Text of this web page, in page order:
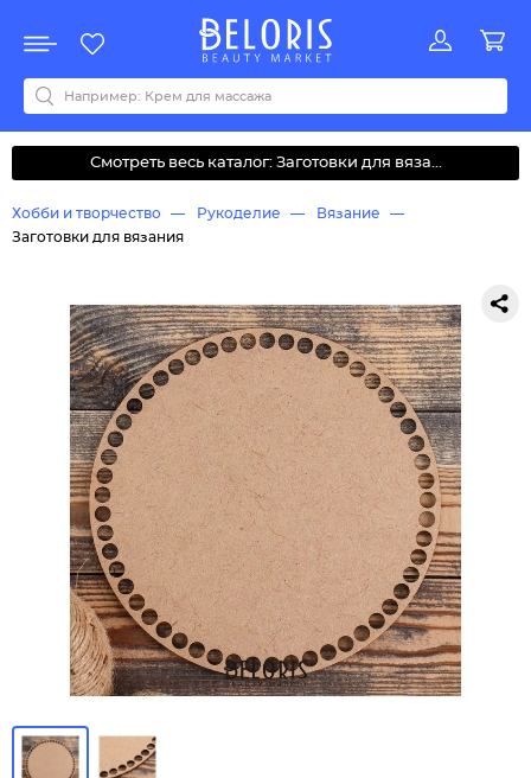
Акции
Все бренды
0-9ABCDEFGHIJKLMNOPQRSTUVWYZАБВДЗИМОКЛНПРСТУФ
Смотреть весь каталог: Заготовки для вяза...
Хобби и творчество Рукоделие
Вязание
Заготовки для вязания